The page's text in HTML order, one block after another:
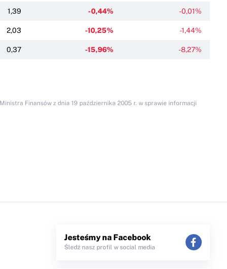
1,39 -0,44% -0,01%
2,03 -10,25% -1,44%
0,37 -15,96% -8,27%
Finansów z dnia 19 października 2005 r. w sprawie informacji
Jesteśmy na Facebook
Śledź nasz profil w social media